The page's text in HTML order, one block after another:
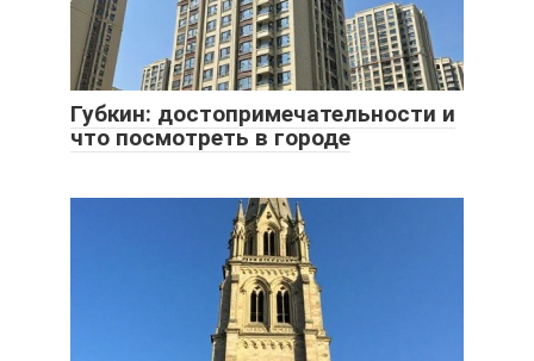
Губкин: достопримечательности и
что посмотреть в городе